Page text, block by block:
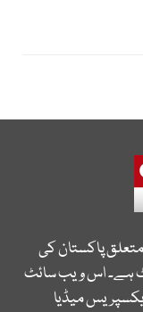
پاکستان کی
ہے۔ اس ویب سائٹ
میڈیا